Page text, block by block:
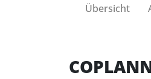
Übersicht